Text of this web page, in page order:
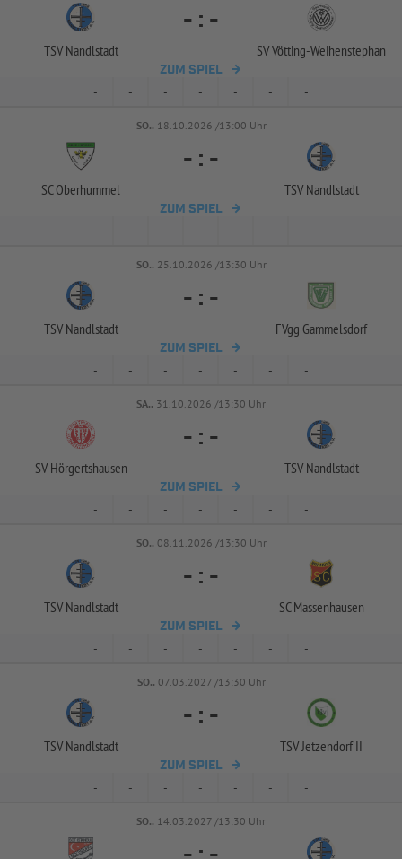
TSV Nandlstadt
- : -
SV Vötting-Weihenstephan
ZUM SPIEL
- - - - - - -
SO.. 18.10.2026 /13:00 Uhr
SC Oberhummel
- : -
TSV Nandlstadt
ZUM SPIEL
- - - - - - -
SO.. 25.10.2026 /13:30 Uhr
TSV Nandlstadt
- : -
FVgg Gammelsdorf
ZUM SPIEL
- - - - - - -
SA.. 31.10.2026 /13:30 Uhr
SV Hörgertshausen
- : -
TSV Nandlstadt
ZUM SPIEL
- - - - - - -
SO.. 08.11.2026 /13:30 Uhr
TSV Nandlstadt
- : -
SC Massenhausen
ZUM SPIEL
- - - - - - -
SO.. 07.03.2027 /13:30 Uhr
TSV Nandlstadt
- : -
TSV Jetzendorf II
ZUM SPIEL
- - - - - - -
SO.. 14.03.2027 /13:30 Uhr